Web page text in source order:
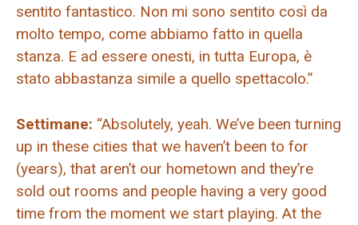
sentito fantastico. Non mi sono sentito così da
molto tempo, come abbiamo fatto in quella
stanza. E ad essere onesti, in tutta Europa, è
stato abbastanza simile a quello spettacolo.”
Settimane: “Absolutely, yeah. We’ve been turning
up in these cities that we haven’t been to for
(years), that aren’t our hometown and they’re
sold out rooms and people having a very good
time from the moment we start playing. At the